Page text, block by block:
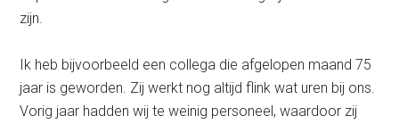
zijn.
Ik heb bijvoorbeeld een collega die afgelopen maand 75
jaar is geworden. Zij werkt nog altijd flink wat uren bij ons.
Vorig jaar hadden wij te weinig personeel, waardoor zij